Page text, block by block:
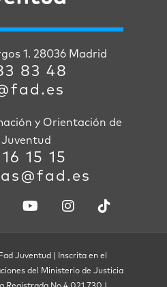
1. 28036 Madrid
83 48
y Orientación de
Juventud
15 15
Juventud | Inscrita en el
del Ministerio de Justicia